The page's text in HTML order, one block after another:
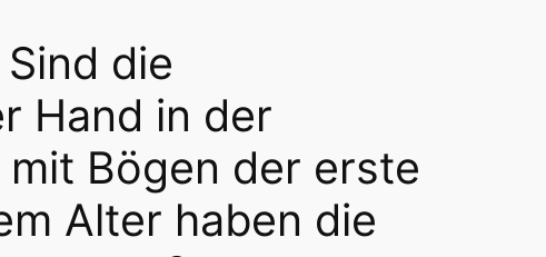
die
Hand in der
Bögen der erste
Alter haben die